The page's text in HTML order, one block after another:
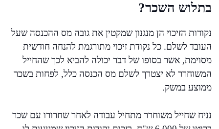
בתלוש השכר?
נקודות הזיכוי הן מנגנון שמקטין את גובה מס ההכנסה שעל
העובד לשלם. כל נקודת זיכוי מתורגמת להנחה חודשית
מסוימת, אשר בסופו של דבר יכולה להביא לכך שהחייל
המשוחרר לא יצטרך לשלם מס הכנסה כלל, לפחות בשכר
ממוצע במשק.
נניח שחייל משוחרר מתחיל עבודה לאחר שחרורו עם שכר